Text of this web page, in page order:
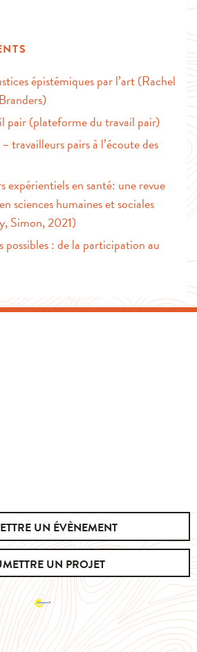
épistémiques par l’art (Rachel
pair (plateforme du travail pair)
travailleurs pairs à l’écoute des
expérientiels en santé: une revue
sciences humaines et sociales
Simon, 2021)
possibles : de la participation au
UN ÉVÈNEMENT
UN PROJET